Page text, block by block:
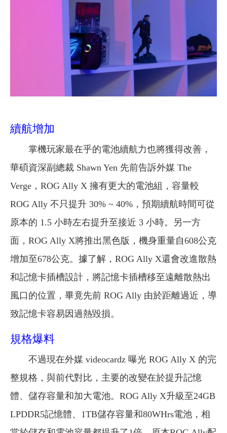
續航增加
掌機玩家最在乎的電池續航力也將獲得改善，
華碩資深副總裁 Shawn Yen 先前告訴外媒 The
Verge，ROG Ally X 擁有更大的電池組，容量較
ROG Ally 不只提升 30% ~ 40%，預期續航時間可從
原本的 1.5 小時左右提升至接近 3 小時。 另一方
面，ROG Ally X將推出黑色版，機身重量自608公克
增加至678公克。據了解，ROG Ally X還會改進散熱
和記憶卡插槽設計，將記憶卡插槽移至遠離散熱出
風口的位置，畢竟先前 ROG Ally 由於距離過近，導
致記憶卡容易因過熱毀損。
規格爆料
不過現在外媒 videocardz 曝光 ROG Ally X 的完
整規格，與前代對比，主要的改變在於提升記憶
體、儲存容量和加大電池。ROG Ally X升級至24GB
LPDDR5記憶體、1TB儲存容量和80WHrs電池，相